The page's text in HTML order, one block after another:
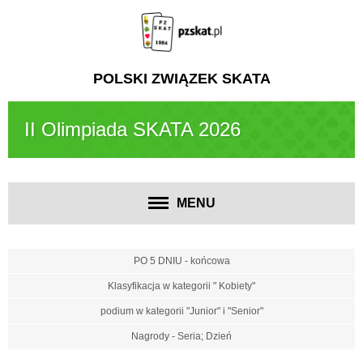
POLSKI ZWIĄZEK SKATA
II Olimpiada SKATA 2026
MENU
PO 5 DNIU - końcowa
Klasyfikacja w kategorii " Kobiety"
podium w kategorii "Junior" i "Senior"
Nagrody - Seria; Dzień